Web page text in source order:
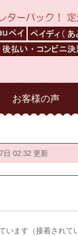
お客様の声
います（接着されて